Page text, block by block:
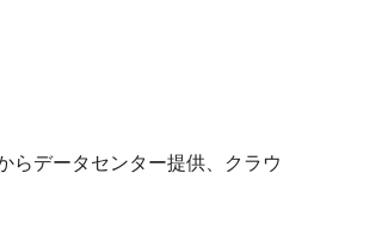
らデータセンター提供、クラウ